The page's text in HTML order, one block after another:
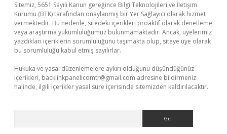
Sitemiz, 5651 Sayılı Kanun gereğince Bilgi Teknolojileri ve İletişim
Kurumu (BTK) tarafından onaylanmış bir Yer Sağlayıcı olarak hizmet
vermektedir. Bu nedenle, sitedeki içerikleri proaktif olarak denetleme
veya araştırma yükümlülüğümüz bulunmamaktadır. Ancak, üyelerimiz
yazdıkları içeriklerin sorumluluğunu taşımakta olup, siteye üye olarak
bu sorumluluğu kabul etmiş sayılırlar.
Hukuka ve yasal düzenlemelere aykırı olduğunu düşündüğünüz
içerikleri, backlinkpanelicomtr@gmail.com adresine bildirmeniz
halinde, ilgili içerikler yasal süre içerisinde sitemizden kaldırılacaktır.